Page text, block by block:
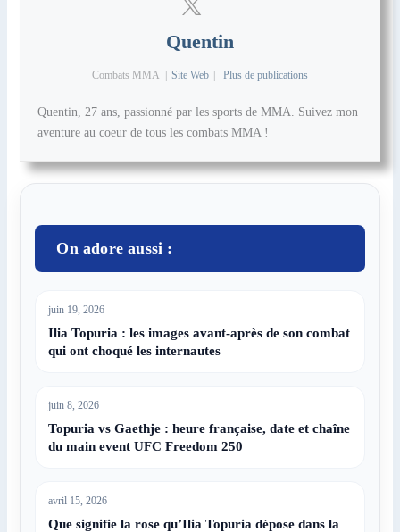
Quentin
Combats MMA | Site Web | Plus de publications
Quentin, 27 ans, passionné par les sports de MMA. Suivez mon
aventure au coeur de tous les combats MMA !
On adore aussi :
juin 19, 2026
Ilia Topuria : les images avant-après de son combat
qui ont choqué les internautes
juin 8, 2026
Topuria vs Gaethje : heure française, date et chaîne
du main event UFC Freedom 250
avril 15, 2026
Que signifie la rose qu’Ilia Topuria dépose dans la